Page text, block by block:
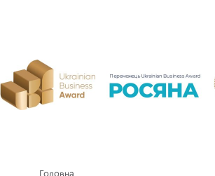
Головна